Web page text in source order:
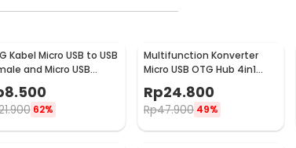
Kabel Micro USB to USB
and Micro USB
18cm - A-UOY-02
8.500
62%
Multifunction Konverter
Micro USB OTG Hub 4in1
Data Cable & Charge 3 Port
- M3H4
Rp24.800
Rp47.900 49%